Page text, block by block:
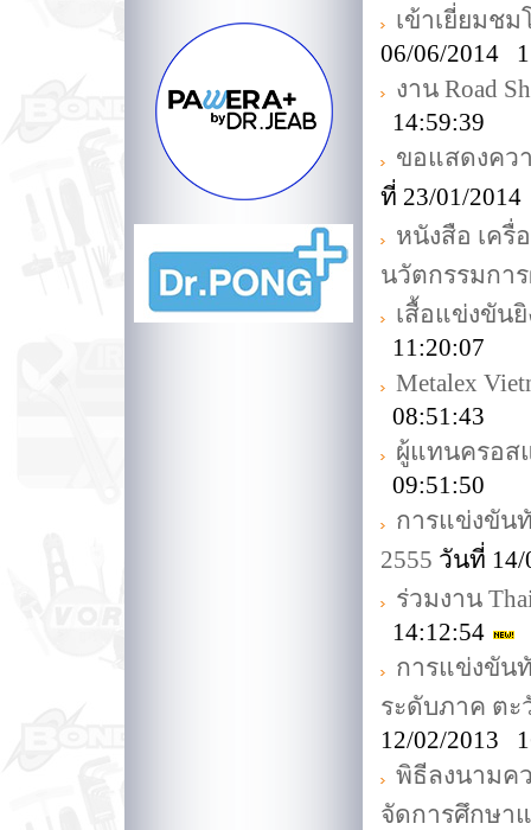
เข้าเยี่ยมชม
06/06/2014
งาน Road
14:59:39
ขอแสดงคว
ที่ 23/01/
หนังสือ เครื่
นวัตกรรมกา
เสื้อแข่งขัน
11:20:07
Metalex
08:51:43
ผู้แทนครอส
09:51:50
การแข่งขัน
2555 วันที่ 14/
ร่วมงาน
14:12:54
การแข่งขัน
ระดับภาค ตะ
12/02/2013
พิธีลงนามค
จัดการศึกษา